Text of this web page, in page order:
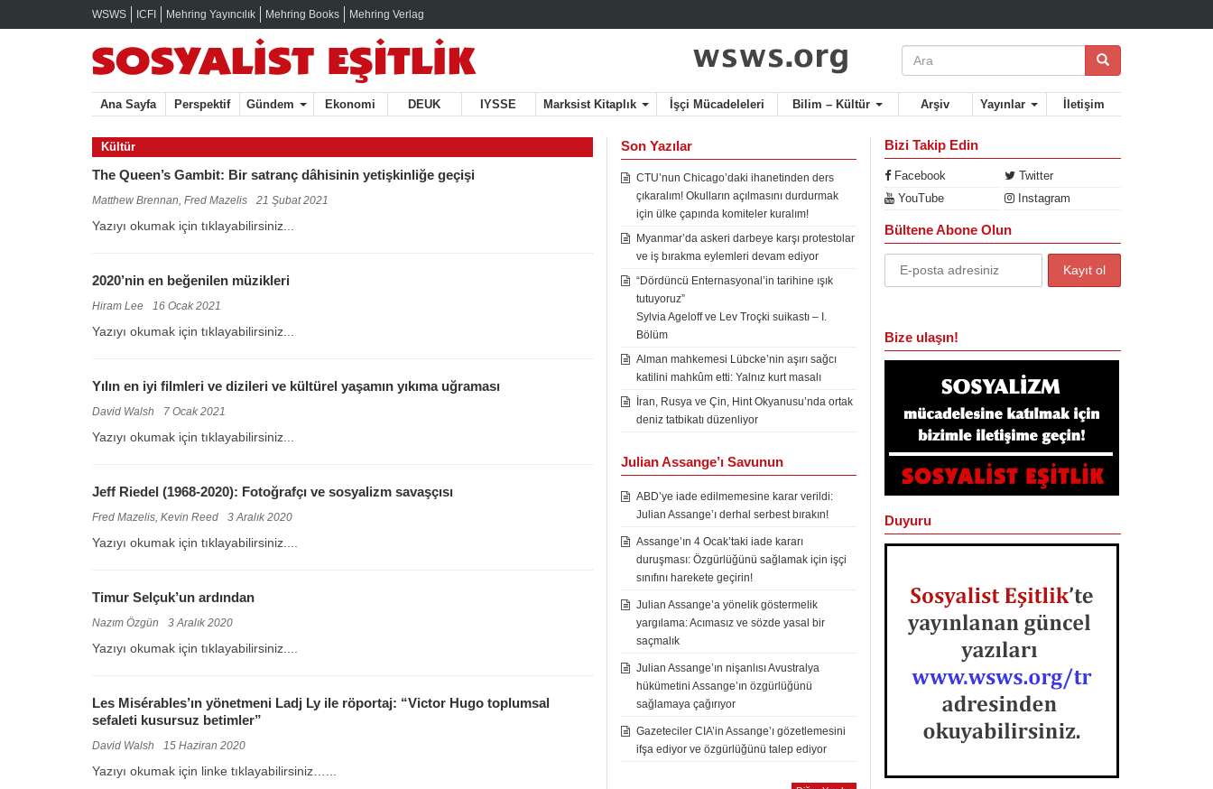
WSWS ICFI Mehring Yayıncılık Mehring Books Mehring Verlag
Ana Sayfa Perspektif Gündem Ekonomi DEUK IYSSE Marksist Kitaplık İşçi Mücadeleleri Bilim – Kültür Arşiv Yayınlar İletişim
Kültür
The Queen’s Gambit: Bir satranç dâhisinin yetişkinliğe geçişi
Matthew Brennan, Fred Mazelis 21 Şubat 2021
Yazıyı okumak için tıklayabilirsiniz...
2020’nin en beğenilen müzikleri
Hiram Lee 16 Ocak 2021
Yazıyı okumak için tıklayabilirsiniz...
Yılın en iyi filmleri ve dizileri ve kültürel yaşamın yıkıma uğraması
David Walsh 7 Ocak 2021
Yazıyı okumak için tıklayabilirsiniz...
Jeff Riedel (1968-2020): Fotoğrafçı ve sosyalizm savaşçısı
Fred Mazelis, Kevin Reed 3 Aralık 2020
Yazıyı okumak için tıklayabilirsiniz....
Timur Selçuk’un ardından
Nazım Özgün 3 Aralık 2020
Yazıyı okumak için tıklayabilirsiniz....
Les Misérables’ın yönetmeni Ladj Ly ile röportaj: “Victor Hugo toplumsal
sefaleti kusursuz betimler”
David Walsh 15 Haziran 2020
Yazıyı okumak için linke tıklayabilirsiniz…...
Son Yazılar
CTU’nun Chicago’daki ihanetinden ders
çıkaralım! Okulların açılmasını durdurmak
için ülke çapında komiteler kuralım!
Myanmar’da askeri darbeye karşı protestolar
ve iş bırakma eylemleri devam ediyor
“Dördüncü Enternasyonal’in tarihine ışık
tutuyoruz”
Sylvia Ageloff ve Lev Troçki suikastı – I.
Bölüm
Alman mahkemesi Lübcke’nin aşırı sağcı
katilini mahkûm etti: Yalnız kurt masalı
İran, Rusya ve Çin, Hint Okyanusu’nda ortak
deniz tatbikatı düzenliyor
Julian Assange’ı Savunun
ABD’ye iade edilmemesine karar verildi:
Julian Assange’ı derhal serbest bırakın!
Assange’ın 4 Ocak’taki iade kararı
duruşması: Özgürlüğünü sağlamak için işçi
sınıfını harekete geçirin!
Julian Assange’a yönelik göstermelik
yargılama: Acımasız ve sözde yasal bir
saçmalık
Julian Assange’ın nişanlısı Avustralya
hükümetini Assange’ın özgürlüğünü
sağlamaya çağırıyor
Gazeteciler CIA’in Assange’ı gözetlemesini
ifşa ediyor ve özgürlüğünü talep ediyor
Bizi Takip Edin
Facebook
Twitter
YouTube
Instagram
Bültene Abone Olun
Bize ulaşın!
Duyuru